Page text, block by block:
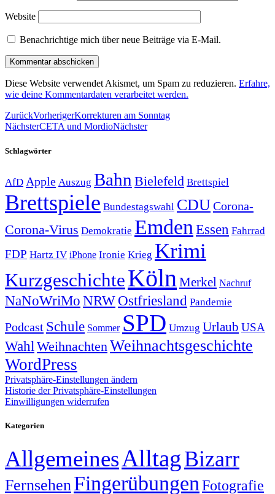
Website
Benachrichtige mich über neue Beiträge via E-Mail.
Diese Website verwendet Akismet, um Spam zu reduzieren. Erfahre,
wie deine Kommentardaten verarbeitet werden.
ZurückVorherigerKorrekturen am Sonntag
NächsterCETA und MordioNächster
Schlagwörter
AfD Apple Auszug Bahn Bielefeld Brettspiel
Brettspiele Bundestagswahl CDUCorona-
Corona-Virus Demokratie Emden Essen Fahrrad
FDP Hartz IV iPhone Ironie Krieg Krimi
KurzgeschichteKöln Merkel Nachruf
NaNoWriMo NRWOstfriesland Pandemie
Podcast Schule Sommer SPD Umzug Urlaub USA
Wahl Weihnachten Weihnachtsgeschichte
WordPress
Privatsphäre-Einstellungen ändern
Historie der Privatsphäre-Einstellungen
Einwilligungen widerrufen
Kategorien
AllgemeinesAlltagBizarr
FernsehenFingerübungen Fotografie